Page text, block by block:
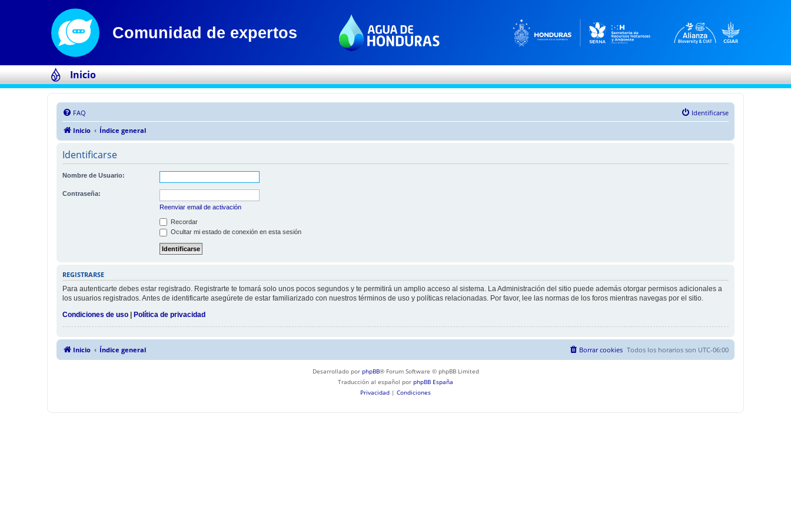
Inicio
FAQ
Identificarse
Inicio
Índice general
Identificarse
Nombre de Usuario:
Contraseña:
Reenviar email de activación
Recordar
Ocultar mi estado de conexión en esta sesión
REGISTRARSE
Para autenticarte debes estar registrado. Registrarte te tomará solo unos pocos segundos y te permitirá un amplio acceso al sistema. La Administración del sitio puede además otorgar permisos adicionales a
los usuarios registrados. Antes de identificarte asegúrete de estar familiarizado con nuestros términos de uso y políticas relacionadas. Por favor, lee las normas de los foros mientras navegas por el sitio.
Condiciones de uso | Política de privacidad
Inicio Índice general Todos los horarios son UTC-06:00
Borrar cookies
Desarrollado por phpBB® Forum Software © phpBB Limited
Traducción al español por phpBB España
Privacidad | Condiciones